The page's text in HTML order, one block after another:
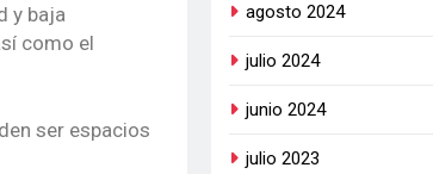
y baja
como el
ser espacios
agosto 2024
julio 2024
junio 2024
julio 2023